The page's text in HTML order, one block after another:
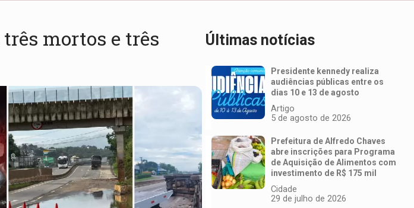
três mortos e três Últimas notícias
Presidente kennedy realiza
audiências públicas entre os
dias 10 e 13 de agosto
Artigo
5 de agosto de 2026
Prefeitura de Alfredo Chaves
abre inscrições para Programa
de Aquisição de Alimentos com
investimento de R$ 175 mil
Cidade
29 de julho de 2026